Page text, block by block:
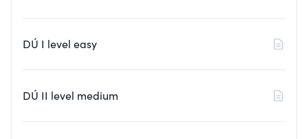
DÚ I level easy
DÚ II level medium